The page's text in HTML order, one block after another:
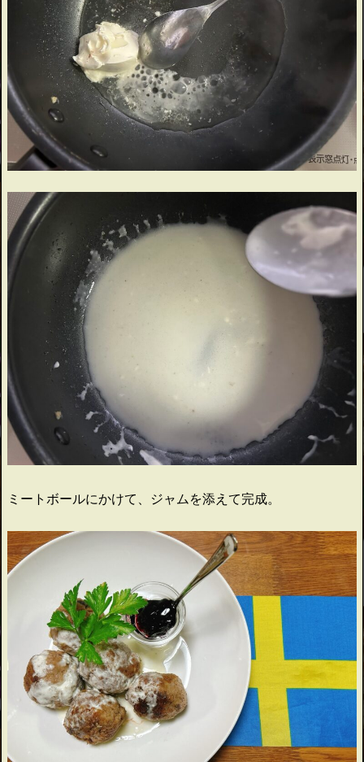
ミートボールにかけて、ジャムを添えて完成。